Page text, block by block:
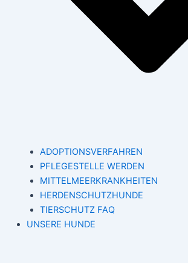
ADOPTIONSVERFAHREN
PFLEGESTELLE WERDEN
MITTELMEERKRANKHEITEN
HERDENSCHUTZHUNDE
TIERSCHUTZ FAQ
UNSERE HUNDE